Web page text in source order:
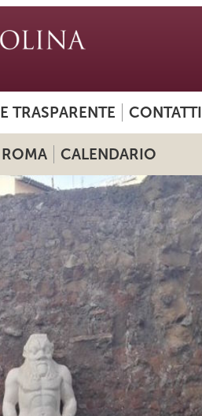
TRASPARENTE CONTATTI
CALENDARIO